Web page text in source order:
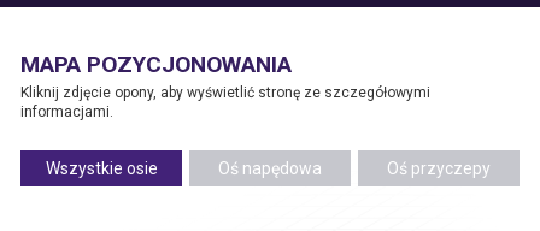
MAPA POZYCJONOWANIA
Kliknij zdjęcie opony, aby wyświetlić stronę ze szczegółowymi
informacjami.
Wszystkie osie Oś napędowa Oś przyczepy